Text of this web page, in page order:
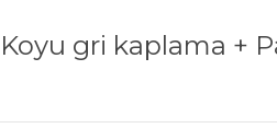
gri kaplama +